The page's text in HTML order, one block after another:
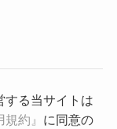
する当サイトは
約』 に同意の